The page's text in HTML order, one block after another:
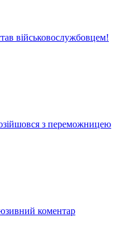
військовослужбовцем!
з переможницею
коментар